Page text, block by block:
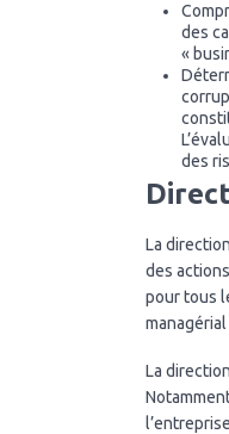
des
«
des
La
des
pour tous
La